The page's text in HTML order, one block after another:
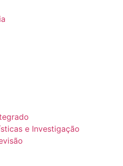
e Investigação